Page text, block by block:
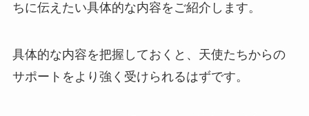
ちに伝えたい具体的な内容をご紹介します。
具体的な内容を把握しておくと、天使たちからの
サポートをより強く受けられるはずです。